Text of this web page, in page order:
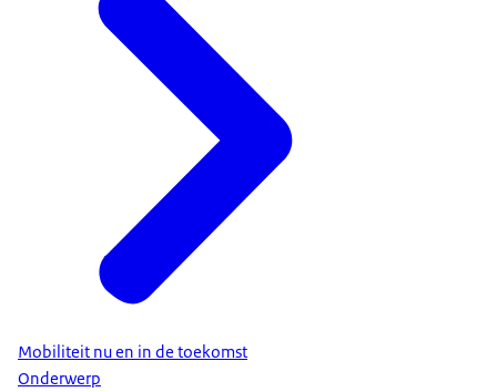
Mobiliteit nu en in de toekomst
Onderwerp